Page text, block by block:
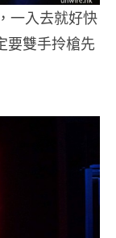
一入去就好快
要雙手拎槍先